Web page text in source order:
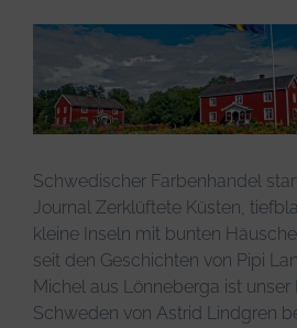
Schwedischer Farbenhandel
Journal Zerklüftete Küsten,
kleine Inseln mit bunten
seit den Geschichten von Pipi
Michel aus Lönneberga ist
Schweden von Astrid Lindgren